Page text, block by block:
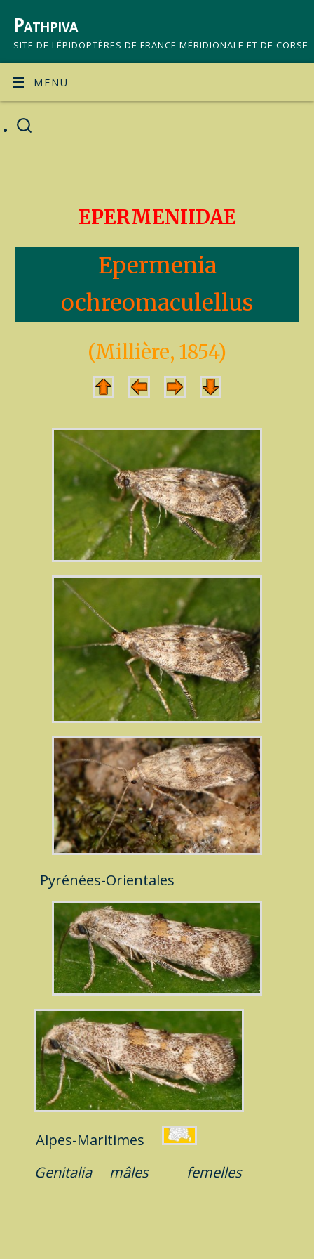
Pathpiva
SITE DE LÉPIDOPTÈRES DE FRANCE MÉRIDIONALE ET DE CORSE
MENU
EPERMENIIDAE
Epermenia
ochreomaculellus
(Millière, 1854)
Pyrénées-Orientales
Alpes-Maritimes
Genitalia mâles femelles